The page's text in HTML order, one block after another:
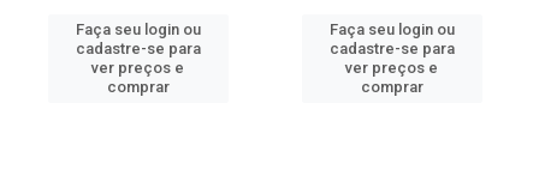
Faça seu login ou
cadastre-se para
ver preços e
comprar
Faça seu login ou
cadastre-se para
ver preços e
comprar